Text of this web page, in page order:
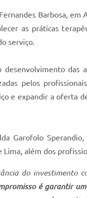
Barbosa,
as práticas
serviço.
pelos
e expandir a oferta
Garofolo
além dos
do investimento
é garantir